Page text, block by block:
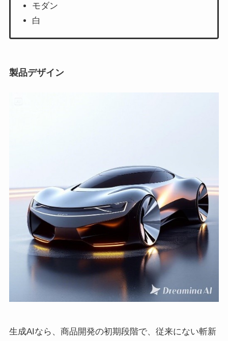
モダン
白
製品デザイン
生成AIなら、商品開発の初期段階で、従来にない斬新